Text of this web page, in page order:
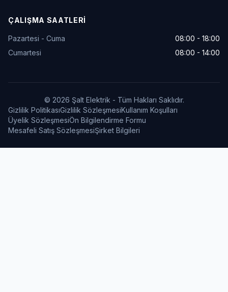
ÇALIŞMA SAATLERI
Pazartesi - Cuma
08:00 - 18:00
Cumartesi
08:00 - 14:00
© 2026 Şalt Elektrik - Tüm Hakları Saklıdır.
Gizlilik PolitikasıGizlilik SözleşmesiKullanım Koşulları
Üyelik SözleşmesiÖn Bilgilendirme Formu
Mesafeli Satış SözleşmesiŞirket Bilgileri